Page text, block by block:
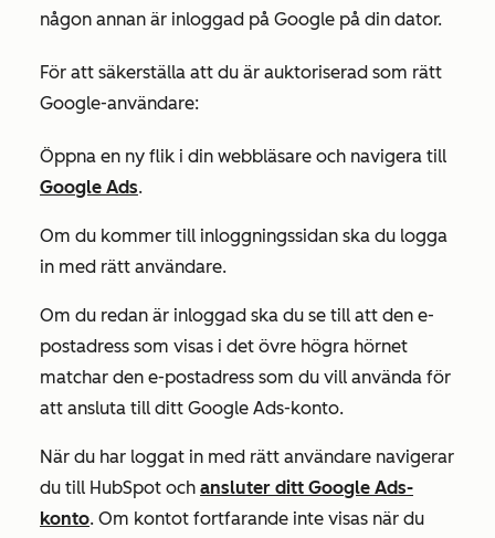
någon annan är inloggad på Google på din dator.
För att säkerställa att du är auktoriserad som rätt
Google-användare:
Öppna en ny flik i din webbläsare och navigera till
Google Ads.
Om du kommer till inloggningssidan ska du logga
in med rätt användare.
Om du redan är inloggad ska du se till att den e-
postadress som visas i det övre högra hörnet
matchar den e-postadress som du vill använda för
att ansluta till ditt Google Ads-konto.
När du har loggat in med rätt användare navigerar
du till HubSpot och ansluter ditt Google Ads-
konto. Om kontot fortfarande inte visas när du